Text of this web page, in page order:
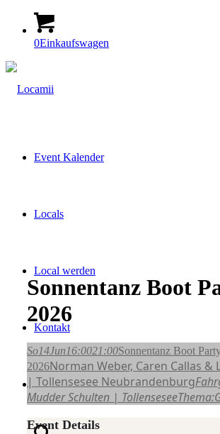
0Einkaufswagen
Event Kalender
Locals
Local werden
Kontakt
Login / Register Page Link
Sonnentanz Boot
2026
So14Jun16:0021:00Sonnentanz Boot
2026Norman Weber, Caren Callas &
| Tollensesee Neubrandenburg
Mudder Schulten | TollenseseeThema:
Event Details